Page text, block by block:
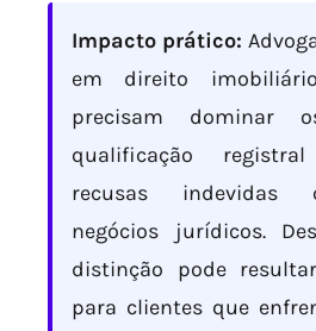
Impacto prático:
em direito
precisam dominar
qualificação
recusas indevidas
negócios jurídicos.
distinção pode
para clientes que